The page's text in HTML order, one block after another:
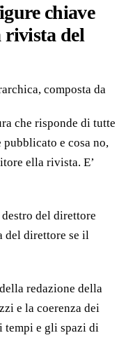
chiave
rivista del
composta da
che risponde di tutte
e cosa no,
ella rivista. E’
del direttore
del direttore se il
redazione della
e la coerenza dei
tempi e gli spazi di